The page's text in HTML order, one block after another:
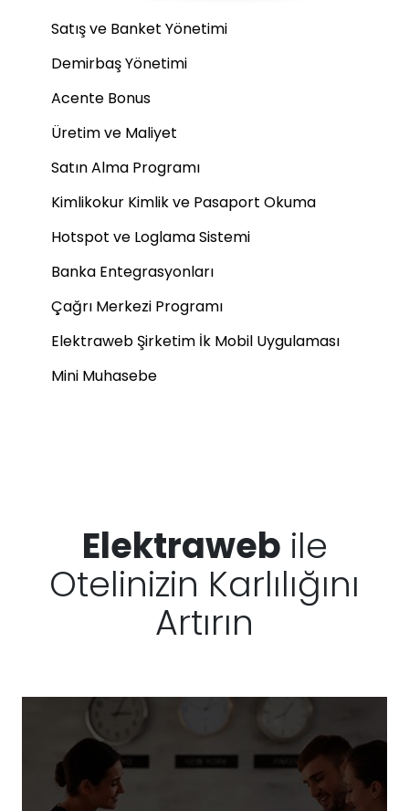
Satış ve Banket Yönetimi
Demirbaş Yönetimi
Acente Bonus
Üretim ve Maliyet
Satın Alma Programı
Kimlikokur Kimlik ve Pasaport Okuma
Hotspot ve Loglama Sistemi
Banka Entegrasyonları
Çağrı Merkezi Programı
Elektraweb Şirketim İk Mobil Uygulaması
Mini Muhasebe
Elektraweb ile
Otelinizin Karlılığını
Artırın